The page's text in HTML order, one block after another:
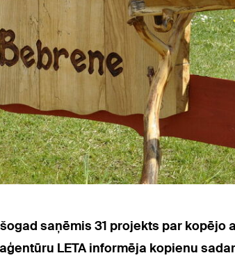
saņēmis 31 projekts par kopējo
LETA informēja kopienu